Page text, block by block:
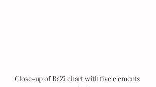
Close-up of BaZi chart with five elements